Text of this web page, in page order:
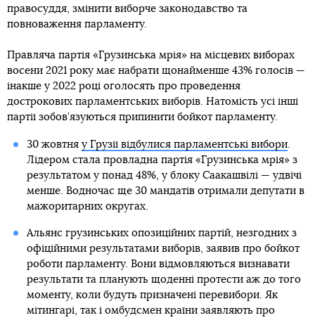
правосуддя, змінити виборче законодавство та
повноваження парламенту.
Правляча партія «Грузинська мрія» на місцевих виборах
восени 2021 року має набрати щонайменше 43% голосів —
інакше у 2022 році оголосять про проведення
дострокових парламентських виборів. Натомість усі інші
партії зобов’язуються припинити бойкот парламенту.
30 жовтня у Грузії відбулися парламентські вибори.
Лідером стала провладна партія «Грузинська мрія» з
результатом у понад 48%, у блоку Саакашвілі — удвічі
менше. Водночас ще 30 мандатів отримали депутати в
мажоритарних округах.
Альянс грузинських опозиційних партій, незгодних з
офіційними результатами виборів, заявив про бойкот
роботи парламенту. Вони відмовляються визнавати
результати та планують щоденні протести аж до того
моменту, коли будуть призначені перевибори. Як
мітингарі, так і омбудсмен країни заявляють про